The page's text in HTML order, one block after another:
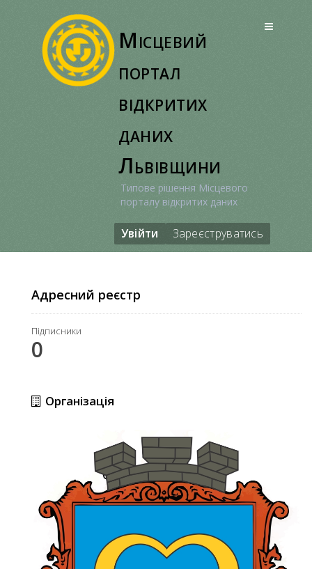
Місцевий
портал
відкритих
даних
Львівщини
Типове рішення Місцевого
порталу відкритих даних
Увійти Зареєструватись
Адресний реєстр
Підписники
0
Організація